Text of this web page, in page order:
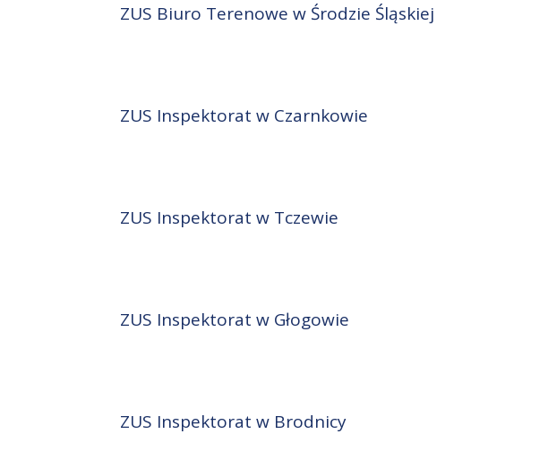
ZUS Biuro Terenowe w Środzie Śląskiej
ZUS Inspektorat w Czarnkowie
ZUS Inspektorat w Tczewie
ZUS Inspektorat w Głogowie
ZUS Inspektorat w Brodnicy